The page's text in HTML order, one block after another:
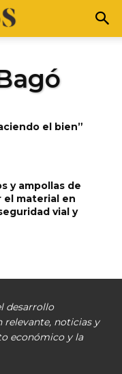
el bien”
y ampollas de
el material en
vial y
desarrollo
noticias y
económico y la